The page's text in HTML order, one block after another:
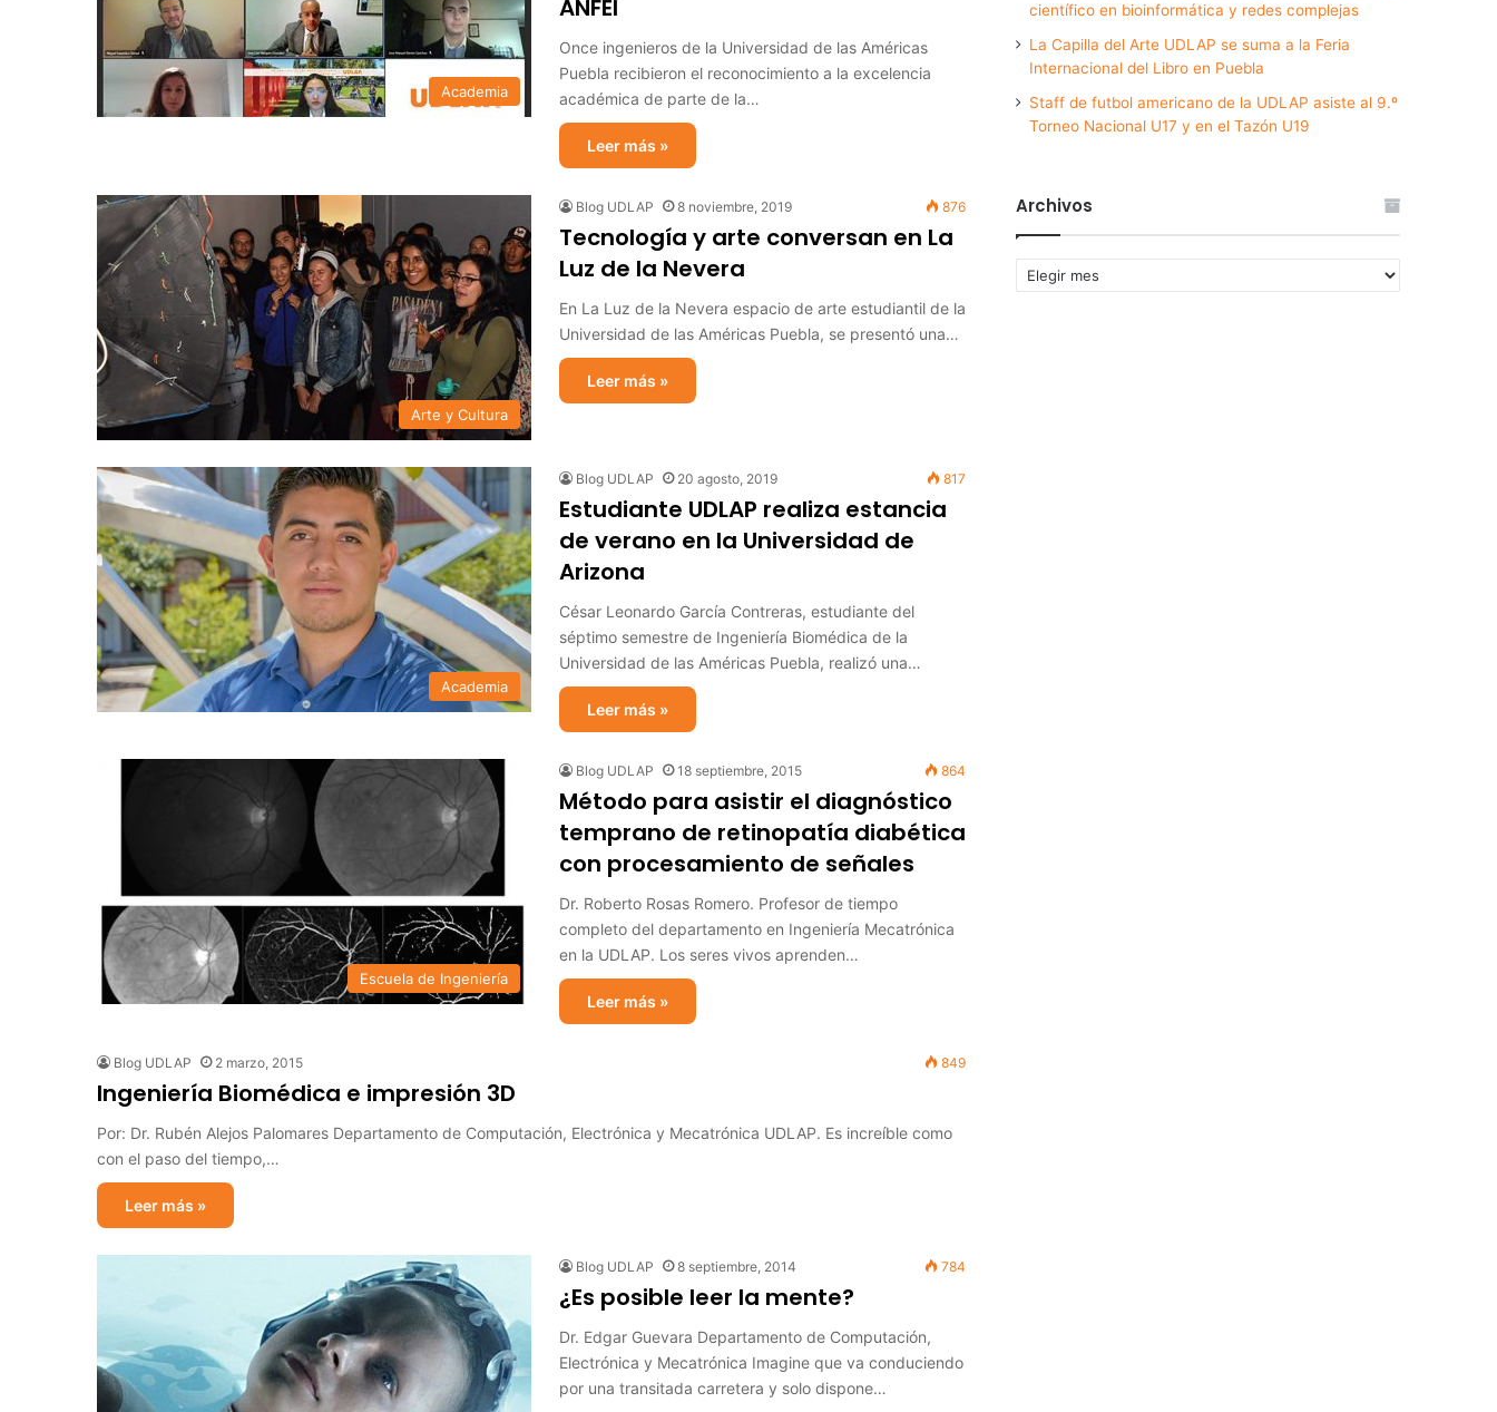
Academia
ANFEI
Once ingenieros de la Universidad de las Américas
Puebla recibieron el reconocimiento a la excelencia
académica de parte de la…
Leer más »
Arte y Cultura
Blog UDLAP 8 noviembre, 2019 876
Tecnología y arte conversan en La
Luz de la Nevera
En La Luz de la Nevera espacio de arte estudiantil de la
Universidad de las Américas Puebla, se presentó una…
Leer más »
Academia
Blog UDLAP 20 agosto, 2019 817
Estudiante UDLAP realiza estancia
de verano en la Universidad de
Arizona
César Leonardo García Contreras, estudiante del
séptimo semestre de Ingeniería Biomédica de la
Universidad de las Américas Puebla, realizó una…
Leer más »
Escuela de Ingeniería
Blog UDLAP 18 septiembre, 2015 864
Método para asistir el diagnóstico
temprano de retinopatía diabética
con procesamiento de señales
Dr. Roberto Rosas Romero. Profesor de tiempo
completo del departamento en Ingeniería Mecatrónica
en la UDLAP. Los seres vivos aprenden…
Leer más »
Blog UDLAP 2 marzo, 2015 849
Ingeniería Biomédica e impresión 3D
Por: Dr. Rubén Alejos Palomares Departamento de Computación, Electrónica y Mecatrónica UDLAP. Es increíble como
con el paso del tiempo,…
Leer más »
Blog UDLAP 8 septiembre, 2014 784
¿Es posible leer la mente?
Dr. Edgar Guevara Departamento de Computación,
Electrónica y Mecatrónica Imagine que va conduciendo
por una transitada carretera y solo dispone…
científico en bioinformática y redes complejas
La Capilla del Arte UDLAP se suma a la Feria
Internacional del Libro en Puebla
Staff de futbol americano de la UDLAP asiste al 9.º
Torneo Nacional U17 y en el Tazón U19
Archivos
Archivos